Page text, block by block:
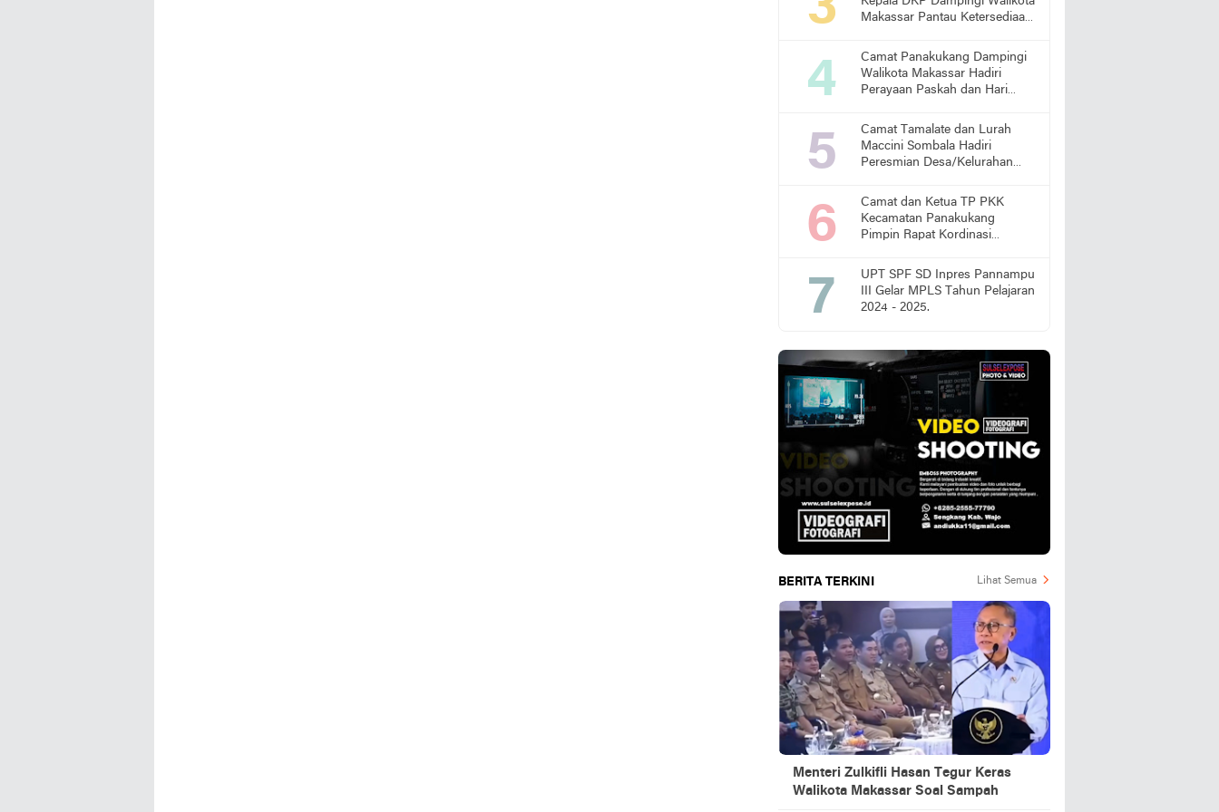
Makassar Pantau Ketersediaan
Camat Panakukang Dampingi
Walikota Makassar Hadiri
Perayaan Paskah dan Hari
Camat Tamalate dan Lurah
Maccini Sombala Hadiri
Peresmian Desa/Kelurahan
Camat dan Ketua TP PKK
Kecamatan Panakukang
Pimpin Rapat Kordinasi
Stunting
UPT SPF SD Inpres Pannampu
III Gelar MPLS Tahun Pelajaran
2024 - 2025.
BERITA TERKINI Lihat Semua
Menteri Zulkifli Hasan Tegur Keras
Walikota Makassar Soal Sampah